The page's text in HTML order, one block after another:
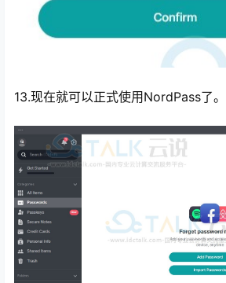
13.现在就可以正式使用NordPass了。